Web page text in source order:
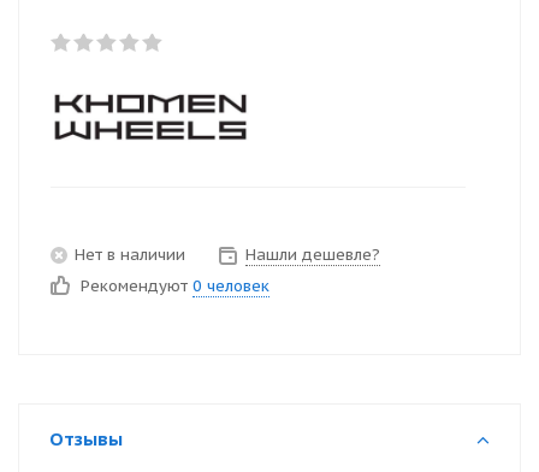
Нет в наличии
Нашли дешевле?
Рекомендуют 0 человек
Отзывы